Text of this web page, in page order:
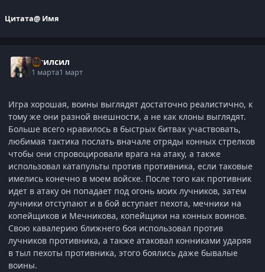
Цитата@ Имя
Итилсил
1 марта1 март
Игра хорошая, воины выглядят достаточно реалистично, к
тому же они разной внешности, а не как клоны выглядят.
Больше всего нравилось в быстрых битвах участвовать,
любимая тактика послать вначале отряды конных стрелков
чтобы они спровоцировали врага на атаку, а также
использовал катапульты против противника, если таковые
имелись конечно в моем войске. После того как противник
идет в атаку он попадает под огонь моих лучников, затем
лучники отступают и в бой вступает пехота, мечники на
копейщиков и Мечникова, копейщики на конных воинов.
Свою кавалерию ближнего боя использовал против
лучников противника, а также атаковал конниками ударяя
в тыл пехоты противника, этого боялись даже бывалые
воины.